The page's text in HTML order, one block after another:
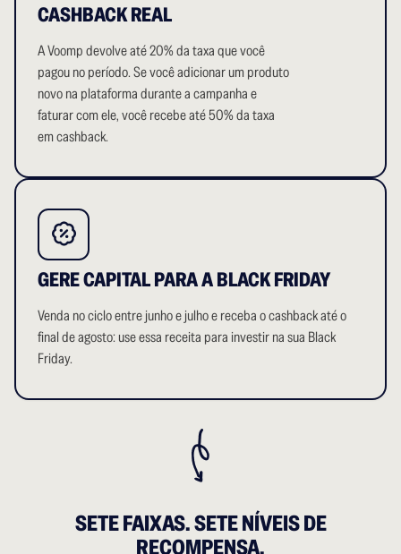
CASHBACK REAL
A Voomp devolve até 20% da taxa que você
pagou no período. Se você adicionar um produto
novo na plataforma durante a campanha e
faturar com ele, você recebe até 50% da taxa
em cashback.
GERE CAPITAL PARA A BLACK FRIDAY
Venda no ciclo entre junho e julho e receba o cashback até o
final de agosto: use essa receita para investir na sua Black
Friday.
SETE FAIXAS. SETE NÍVEIS DE
RECOMPENSA.